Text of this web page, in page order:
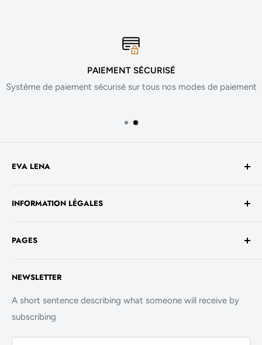
PAIEMENT SÉCURISÉ
Système de paiement sécurisé sur tous nos modes de paiement
EVA LENA
1930 Luxembourg
+352 661 949 582
INFORMATION LÉGALES
Mentions légales
Politique de cookies
PAGES
La Boutique
FAQ
Contact
NEWSLETTER
A short sentence describing what someone will receive by
subscribing